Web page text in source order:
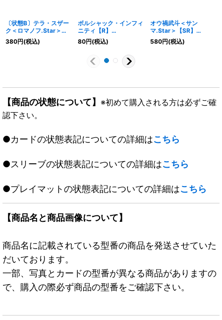
〔状態B〕テラ・スザー
ク＜ロマノフ.Star＞
【SR】{RP225A/20}
《闇》
380円(税込)
ボルシャック・インフィ
ニティ【R】
{25RP1T4/T10}《多》
80円(税込)
オウ禍武斗＜サン
マ.Star＞【SR】
{RP198B/20}《自然》
580円(税込)
【商品の状態について】 ※初めて購入される方は必ずご確
認下さい。
●カードの状態表記についての詳細はこちら
●スリーブの状態表記についての詳細はこちら
●プレイマットの状態表記についての詳細はこちら
【商品名と商品画像について】
商品名に記載されている型番の商品を発送させていた
だいております。
一部、写真とカードの型番が異なる商品がありますの
で、購入の際必ず商品の型番をご確認下さい。